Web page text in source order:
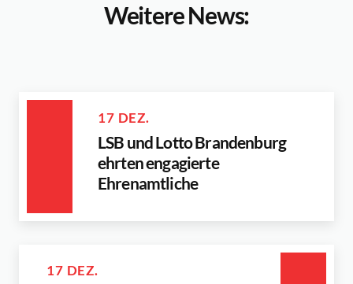
Weitere News:
17 DEZ.
LSB und Lotto Brandenburg
ehrten engagierte
Ehrenamtliche
17 DEZ.